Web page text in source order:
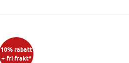
10% rabatt
+ fri frakt*